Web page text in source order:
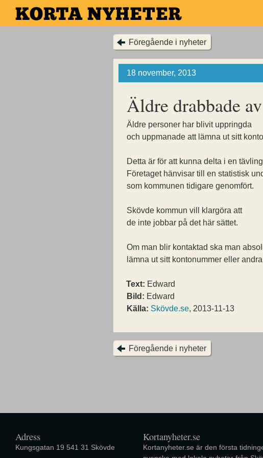
Hoppa
till
Föregående i nyheter
18 november, 2013
Äldre drabbade
Äldre personer har blivit uppringda
och uppmanade att lämna ut sitt
Detta är för att kunna delta i en
Företaget hänvisar till en statistisk
som kommunen tidigare genomfört.
Skövde kommun vill klargöra att
de inte jobbar på det här sättet.
Om man blir kontaktad ska man
lämna ut sitt kontonummer eller
Text: Edward
Bild: Edward
Källa: Skövde.se, 2013-11-13
Föregående i nyheter
Adress
Kungsgatan 19 541 31 Skövde
Kortanyheter.se
Kortanyheter.se är den första